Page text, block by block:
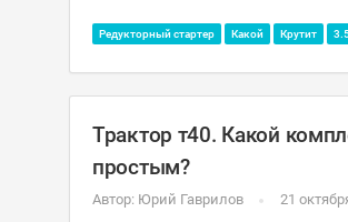
Редукторный стартер Какой Крутит
Трактор т40. Какой
простым?
Автор: Юрий Гаврилов 21